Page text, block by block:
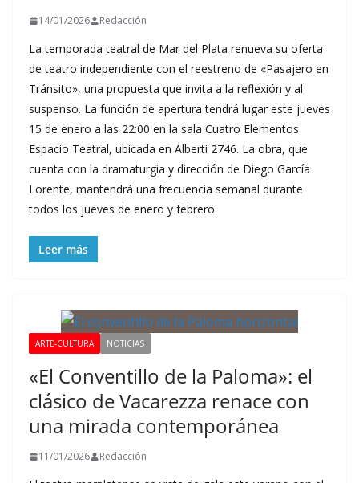
14/01/2026 Redacción
La temporada teatral de Mar del Plata renueva su oferta
de teatro independiente con el reestreno de «Pasajero en
Tránsito», una propuesta que invita a la reflexión y al
suspenso. La función de apertura tendrá lugar este jueves
15 de enero a las 22:00 en la sala Cuatro Elementos
Espacio Teatral, ubicada en Alberti 2746. La obra, que
cuenta con la dramaturgia y dirección de Diego García
Lorente, mantendrá una frecuencia semanal durante
todos los jueves de enero y febrero.
Leer más
ARTE-CULTURA NOTICIAS
«El Conventillo de la Paloma»: el
clásico de Vacarezza renace con
una mirada contemporánea
11/01/2026 Redacción